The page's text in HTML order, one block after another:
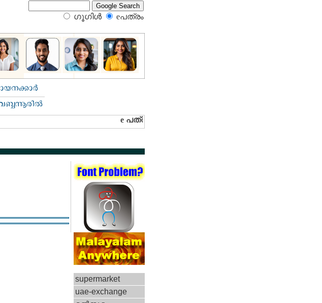
ഗൂഗിള്‍ eപത്രം‍
supermarket
uae-exchange